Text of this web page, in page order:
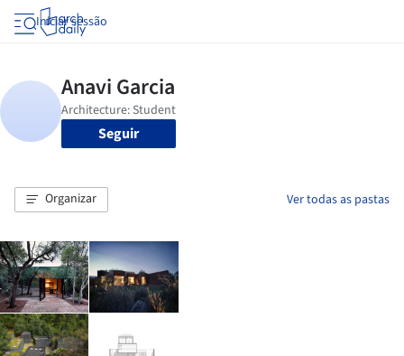
Iniciar sessão
Seguir
Organizar Ver todas as pastas